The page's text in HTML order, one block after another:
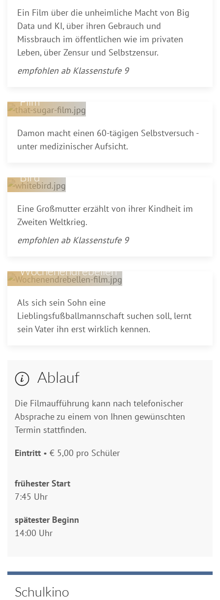
Ein Film über die unheimliche Macht von Big
Data und KI, über ihren Gebrauch und
Missbrauch im öffentlichen wie im privaten
Leben, über Zensur und Selbstzensur.
empfohlen ab Klassenstufe 9
Voll
verzuckert –
Film
Damon macht einen 60-tägigen Selbstversuch -
unter medizinischer Aufsicht.
Bird
Eine Großmutter erzählt von ihrer Kindheit im
Zweiten Weltkrieg.
empfohlen ab Klassenstufe 9
Wochenendrebellen
Als sich sein Sohn eine
Lieblingsfußballmannschaft suchen soll, lernt
sein Vater ihn erst wirklich kennen.
Ablauf
Die Filmaufführung kann nach telefonischer
Absprache zu einem von Ihnen gewünschten
Termin stattfinden.
Eintritt • € 5,00 pro Schüler
frühester Start
7:45 Uhr
spätester Beginn
14:00 Uhr
Schulkino